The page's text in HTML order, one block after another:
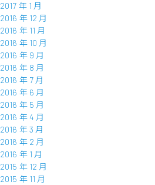
2017 年 1 月
2016 年 12 月
2016 年 11 月
2016 年 10 月
2016 年 9 月
2016 年 8 月
2016 年 7 月
2016 年 6 月
2016 年 5 月
2016 年 4 月
2016 年 3 月
2016 年 2 月
2016 年 1 月
2015 年 12 月
2015 年 11 月